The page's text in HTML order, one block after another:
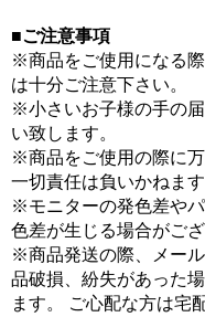
■ご注意事項
※商品をご使用になる
は十分ご注意下さい。
※小さいお子様の手の
い致します。
※商品をご使用の際に
一切責任は負いかねます
※モニターの発色差や
色差が生じる場合がござ
※商品発送の際、メー
品破損、紛失があった
ます。 ご心配な方は宅